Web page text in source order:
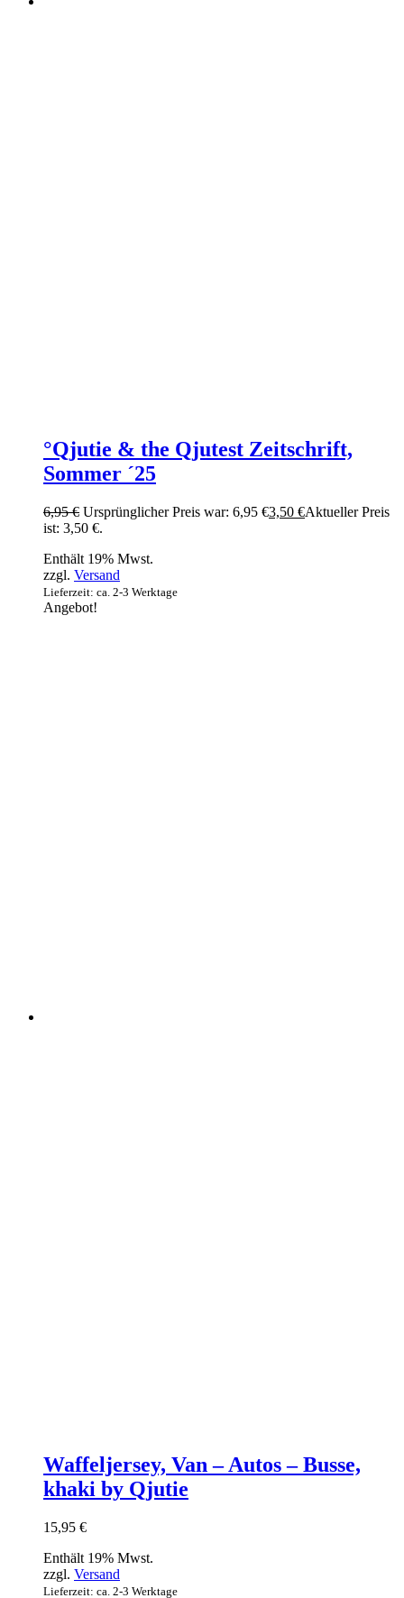
°Qjutie & the Qjutest Zeitschrift,
Sommer ´25
6,95€ Ursprünglicher Preis war: 6,95 €3,50 €Aktueller Preis
ist: 3,50 €.
Enthält 19% Mwst.
zzgl. Versand
Lieferzeit: ca. 2-3 Werktage
Angebot!
Waffeljersey, Van – Autos – Busse,
khaki by Qjutie
15,95 €
Enthält 19% Mwst.
zzgl. Versand
Lieferzeit: ca. 2-3 Werktage